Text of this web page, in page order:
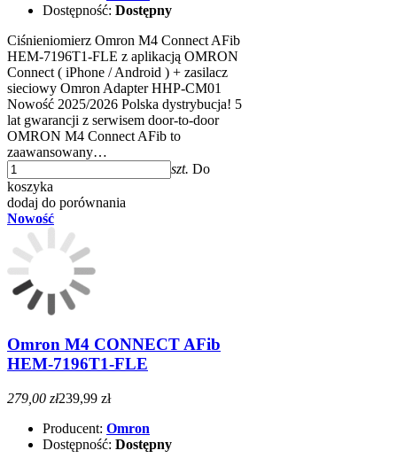
Dostępność: Dostępny
Ciśnieniomierz Omron M4 Connect AFib
HEM-7196T1-FLE z aplikacją OMRON
Connect ( iPhone / Android ) + zasilacz
sieciowy Omron Adapter HHP-CM01
Nowość 2025/2026 Polska dystrybucja! 5
lat gwarancji z serwisem door-to-door
OMRON M4 Connect AFib to
zaawansowany…
szt. Do
koszyka
dodaj do porównania
Nowość
Omron M4 CONNECT AFib
HEM-7196T1-FLE
279,00 zł239,99 zł
Producent: Omron
Dostępność: Dostępny